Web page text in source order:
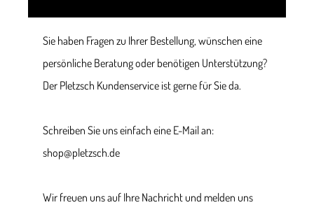
Sie haben Fragen zu Ihrer Bestellung, wünschen eine
persönliche Beratung oder benötigen Unterstützung?
Der Pletzsch Kundenservice ist gerne für Sie da.
Schreiben Sie uns einfach eine E-Mail an:
shop@pletzsch.de
Wir freuen uns auf Ihre Nachricht und melden uns